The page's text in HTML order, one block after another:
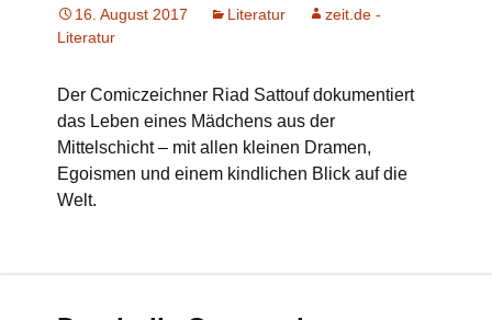
16. August 2017 Literatur
zeit.de -
Literatur
Der Comiczeichner Riad Sattouf dokumentiert
das Leben eines Mädchens aus der
Mittelschicht – mit allen kleinen Dramen,
Egoismen und einem kindlichen Blick auf die
Welt.